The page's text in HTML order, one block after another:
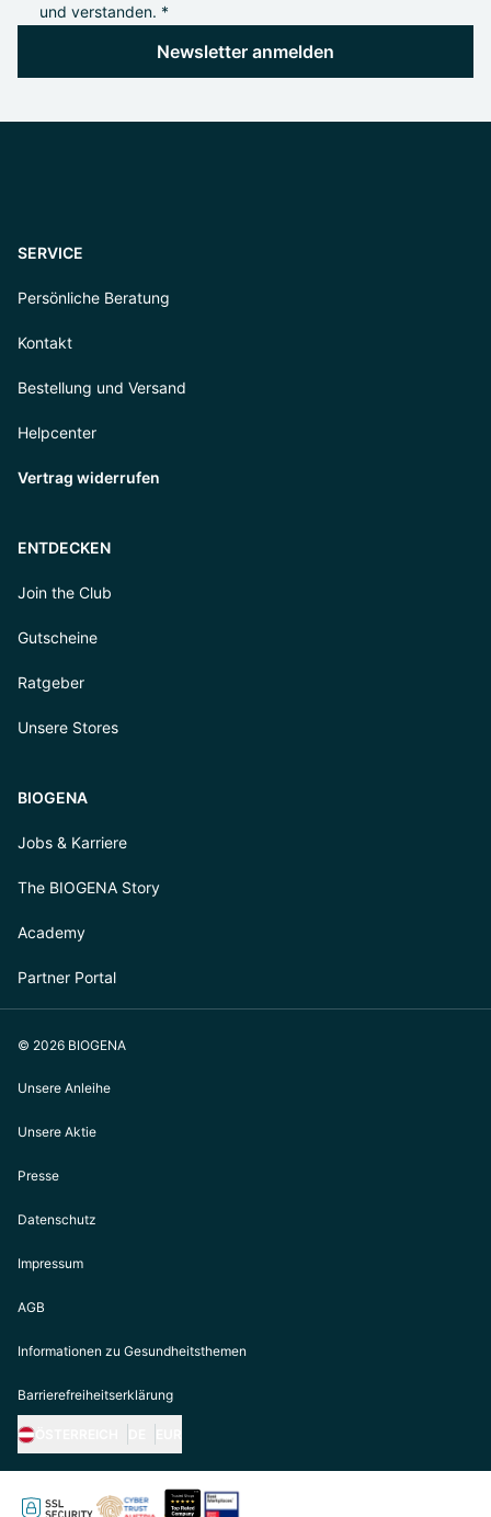
und verstanden. *
Newsletter anmelden
SERVICE
Persönliche Beratung
Kontakt
Bestellung und Versand
Helpcenter
Vertrag widerrufen
ENTDECKEN
Join the Club
Gutscheine
Ratgeber
Unsere Stores
BIOGENA
Jobs & Karriere
The BIOGENA Story
Academy
Partner Portal
© 2026 BIOGENA
Unsere Anleihe
Unsere Aktie
Presse
Datenschutz
Impressum
AGB
Informationen zu Gesundheitsthemen
Barrierefreiheitserklärung
https://biogena.com/de-at
https://biogena.com/de-de